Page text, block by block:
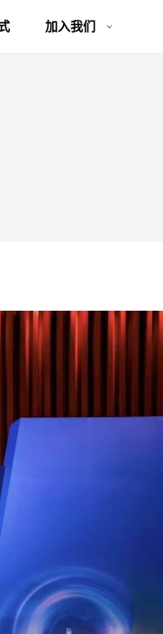
加入我们